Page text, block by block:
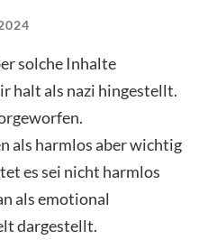
solche Inhalte
halt als nazi hingestellt.
als harmlos aber wichtig
es sei nicht harmlos
als emotional
dargestellt.